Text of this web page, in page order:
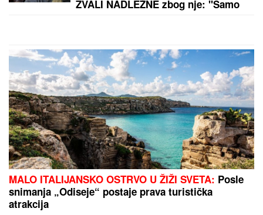
(VIDEO) "ONI MOLE DA UĐU U ELITU 10"Dača
Virijević raskrinkao rijaliti učesnike, otkrio sve o